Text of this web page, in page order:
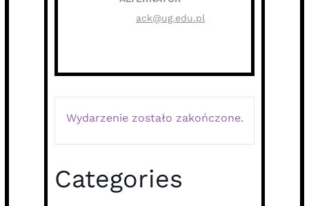
ack@ug.edu.pl
Wydarzenie zostało zakończone.
Categories